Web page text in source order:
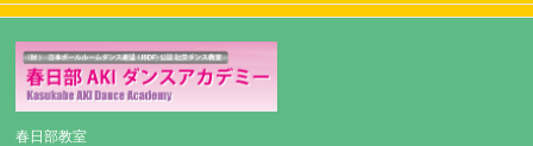
春日部教室